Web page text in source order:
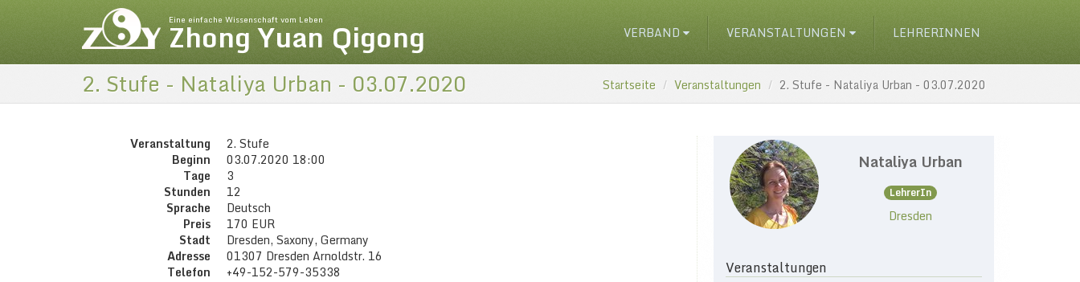
Eine einfache Wissenschaft vom Leben
Zhong Yuan Qigong VERBAND VERANSTALTUNGEN LEHRERINNEN
2. Stufe - Nataliya Urban - 03.07.2020 Startseite Veranstaltungen 2. Stufe - Nataliya Urban - 03.07.2020
Veranstaltung
2. Stufe
Beginn
03.07.2020 18:00
Tage
3
Stunden
12
Sprache
Deutsch
Preis
170 EUR
Stadt
Dresden, Saxony, Germany
Adresse
01307 Dresden Arnoldstr. 16
Telefon
+49-152-579-35338
Nataliya Urban
LehrerIn
Dresden
Veranstaltungen